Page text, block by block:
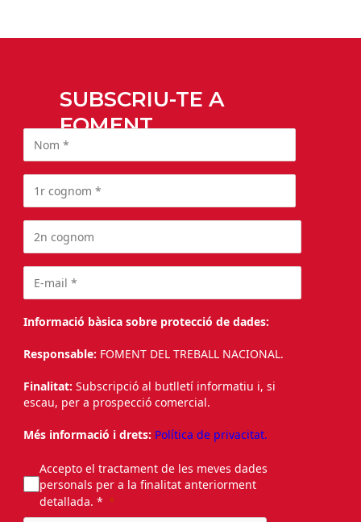
SUBSCRIU-TE A
FOMENT
Informació bàsica sobre protecció de dades:
Responsable: FOMENT DEL TREBALL NACIONAL.
Finalitat: Subscripció al butlletí informatiu i, si
escau, per a prospecció comercial.
Més informació i drets: Política de privacitat.
Accepto el tractament de les meves dades
personals per a la finalitat anteriorment
detallada. *